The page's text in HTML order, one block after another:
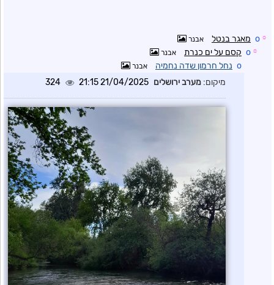
☼
o מאגר בנטל אבנר
☼
o קסם על ים כנרת אבנר
o נחל חרמון שדה נחמיה אבנר
מיקום: מערב ירושלים 21/04/2025 21:15
324